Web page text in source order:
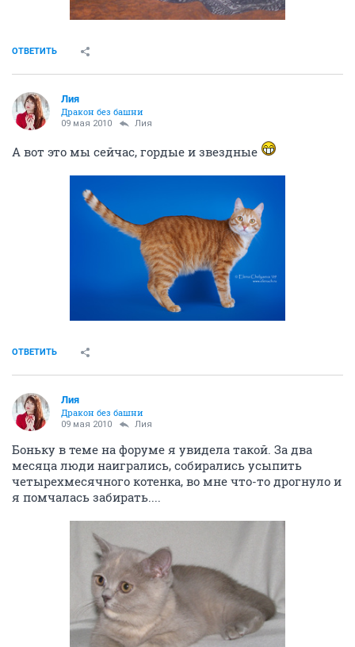
ОТВЕТИТЬ
Лия
Дракон без башни
09 мая 2010 Лия
А вот это мы сейчас, гордые и звездные
ОТВЕТИТЬ
Лия
Дракон без башни
09 мая 2010 Лия
Боньку в теме на форуме я увидела такой. За два
месяца люди наигрались, собирались усыпить
четырехмесячного котенка, во мне что-то дрогнуло и
я помчалась забирать....